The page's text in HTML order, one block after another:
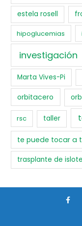
estela rosell
hipoglucemias
investigación
Marta Vives-Pi
orbitacero
rsc taller
te puede tocar a
trasplante de
F
a